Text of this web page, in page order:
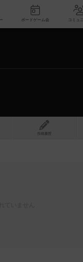
新着レビュー ボードゲーム会
投稿履歴